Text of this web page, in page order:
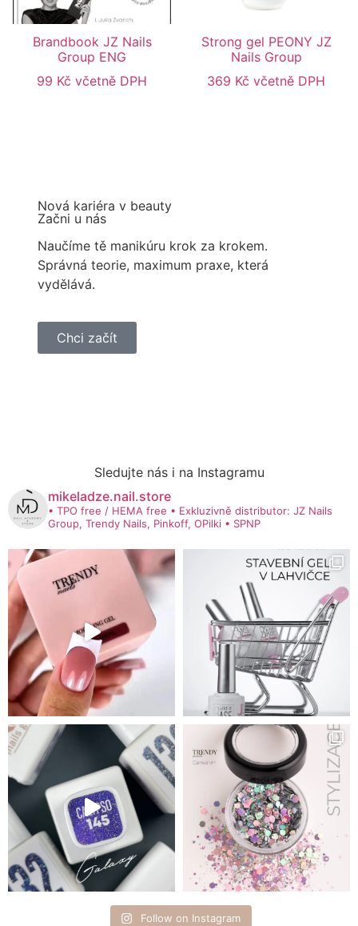
Brandbook JZ Nails
Group ENG
99 Kč včetně DPH
Strong gel PEONY JZ
Nails Group
369 Kč včetně DPH
Nová kariéra v beauty
Začni u nás
Naučíme tě manikúru krok za krokem.
Správná teorie, maximum praxe, která
vydělává.
Chci začít
Sledujte nás i na Instagramu
mikeladze.nail.store
• TPO free / HEMA free • Exkluzivně distributor: JZ Nails
Group, Trendy Nails, Pinkoff, OPilki • SPNP
Follow on Instagram